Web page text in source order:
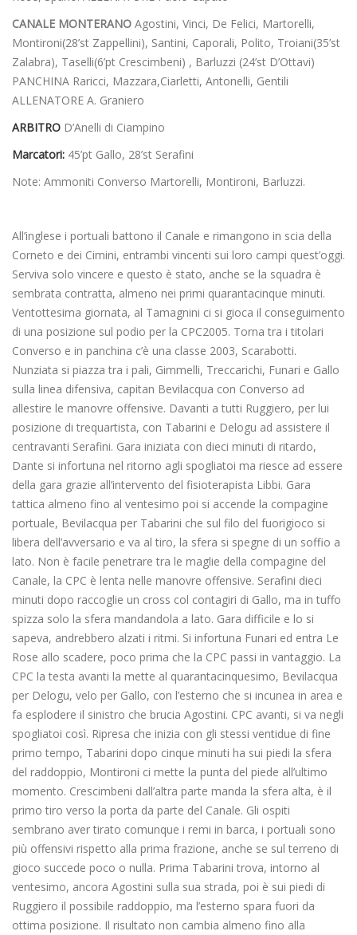
CANALE MONTERANO Agostini, Vinci, De Felici, Martorelli,
Montironi(28’st Zappellini), Santini, Caporali, Polito, Troiani(35’st
Zalabra), Taselli(6’pt Crescimbeni) , Barluzzi (24’st D’Ottavi)
PANCHINA Raricci, Mazzara,Ciarletti, Antonelli, Gentili
ALLENATORE A. Graniero
ARBITRO D’Anelli di Ciampino
Marcatori: 45’pt Gallo, 28’st Serafini
Note: Ammoniti Converso Martorelli, Montironi, Barluzzi.
All’inglese i portuali battono il Canale e rimangono in scia della
Corneto e dei Cimini, entrambi vincenti sui loro campi quest’oggi.
Serviva solo vincere e questo è stato, anche se la squadra è
sembrata contratta, almeno nei primi quarantacinque minuti.
Ventottesima giornata, al Tamagnini ci si gioca il conseguimento
di una posizione sul podio per la CPC2005. Torna tra i titolari
Converso e in panchina c’è una classe 2003, Scarabotti.
Nunziata si piazza tra i pali, Gimmelli, Treccarichi, Funari e Gallo
sulla linea difensiva, capitan Bevilacqua con Converso ad
allestire le manovre offensive. Davanti a tutti Ruggiero, per lui
posizione di trequartista, con Tabarini e Delogu ad assistere il
centravanti Serafini. Gara iniziata con dieci minuti di ritardo,
Dante si infortuna nel ritorno agli spogliatoi ma riesce ad essere
della gara grazie all’intervento del fisioterapista Libbi. Gara
tattica almeno fino al ventesimo poi si accende la compagine
portuale, Bevilacqua per Tabarini che sul filo del fuorigioco si
libera dell’avversario e va al tiro, la sfera si spegne di un soffio a
lato. Non è facile penetrare tra le maglie della compagine del
Canale, la CPC è lenta nelle manovre offensive. Serafini dieci
minuti dopo raccoglie un cross col contagiri di Gallo, ma in tuffo
spizza solo la sfera mandandola a lato. Gara difficile e lo si
sapeva, andrebbero alzati i ritmi. Si infortuna Funari ed entra Le
Rose allo scadere, poco prima che la CPC passi in vantaggio. La
CPC la testa avanti la mette al quarantacinquesimo, Bevilacqua
per Delogu, velo per Gallo, con l’esterno che si incunea in area e
fa esplodere il sinistro che brucia Agostini. CPC avanti, si va negli
spogliatoi così. Ripresa che inizia con gli stessi ventidue di fine
primo tempo, Tabarini dopo cinque minuti ha sui piedi la sfera
del raddoppio, Montironi ci mette la punta del piede all’ultimo
momento. Crescimbeni dall’altra parte manda la sfera alta, è il
primo tiro verso la porta da parte del Canale. Gli ospiti
sembrano aver tirato comunque i remi in barca, i portuali sono
più offensivi rispetto alla prima frazione, anche se sul terreno di
gioco succede poco o nulla. Prima Tabarini trova, intorno al
ventesimo, ancora Agostini sulla sua strada, poi è sui piedi di
Ruggiero il possibile raddoppio, ma l’esterno spara fuori da
ottima posizione. Il risultato non cambia almeno fino alla